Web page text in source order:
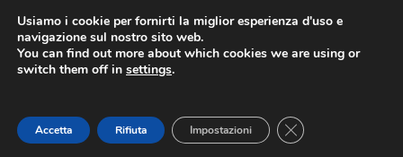
Salta
contenuto
giovedì, Agosto 6, 2026
Ultimo: Pizza a Corte
Menopausa, una forma smagliante senza età
Capodimonte, ritorna la tavola di corte
Usiamo i cookie per fornirti la miglior esperienza d'uso e
navigazione sul nostro sito web.
You can find out more about which cookies we are using or
switch them off in settings.
Accetta Rifiuta Impostazioni Close GDPR